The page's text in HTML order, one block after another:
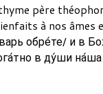
père
à nos
обре́те/ и в
в ду́ши